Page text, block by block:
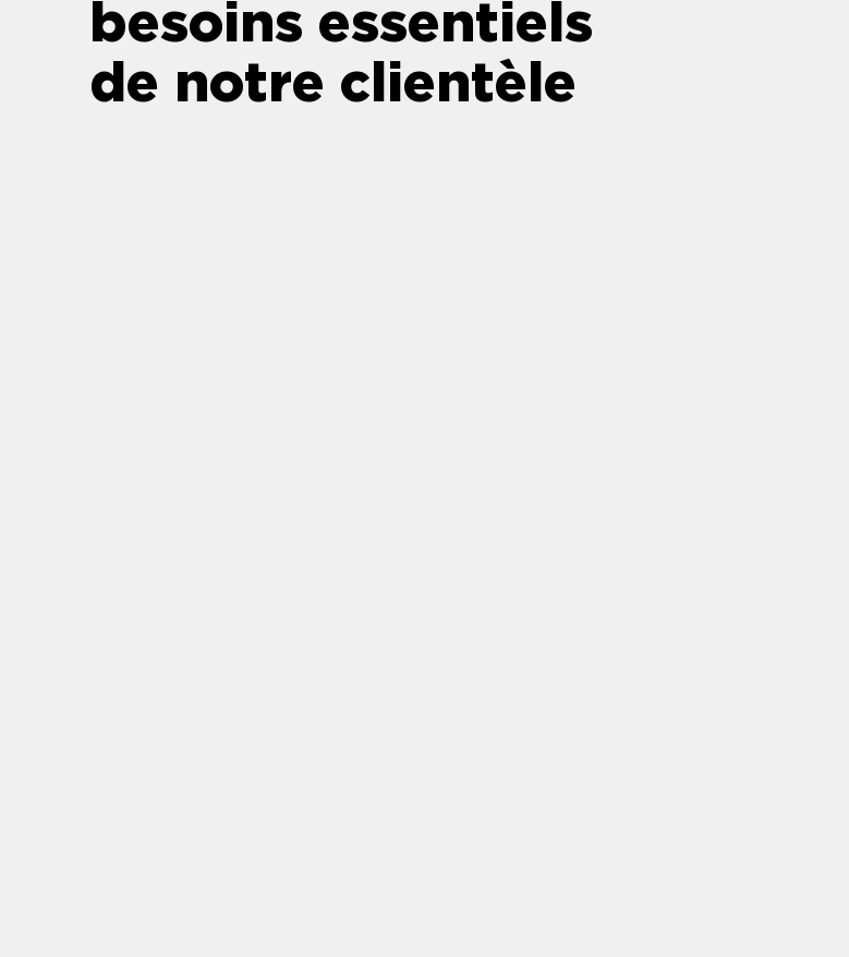
besoins essentiels
de notre clientèle